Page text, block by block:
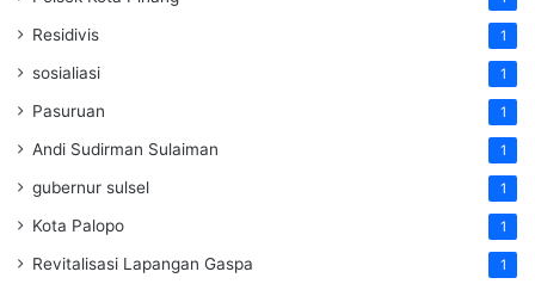
Residivis 1
sosialiasi 1
Pasuruan 1
Andi Sudirman Sulaiman 1
gubernur sulsel 1
Kota Palopo 1
Revitalisasi Lapangan Gaspa 1